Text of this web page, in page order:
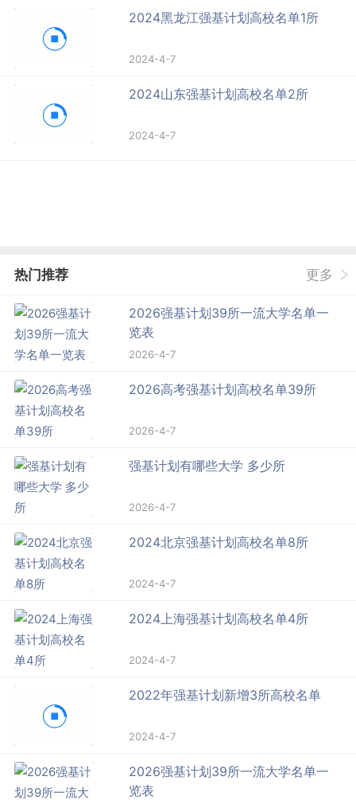
2024黑龙江强基计划高校名单1所
2024-4-7
2024山东强基计划高校名单2所
2024-4-7
热门推荐 更多
2026强基计划39所一流大学名单一
览表
2026-4-7
2026高考强基计划高校名单39所
2026-4-7
强基计划有哪些大学 多少所
2026-4-7
2024北京强基计划高校名单8所
2024-4-7
2024上海强基计划高校名单4所
2024-4-7
2022年强基计划新增3所高校名单
2024-4-7
2026强基计划39所一流大学名单一
览表